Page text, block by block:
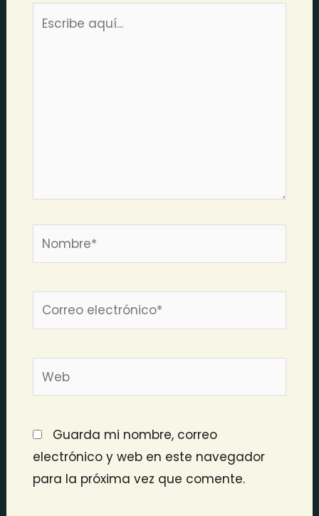
Nombre*
Correo
Guarda mi nombre, correo
electrónico y web en este navegador
para la próxima vez que comente.